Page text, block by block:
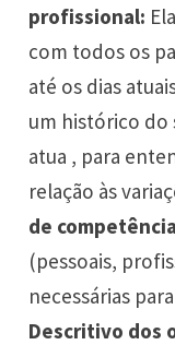
profissional:
com todos os
até os dias
um histórico
atua , para
relação às
de
(pessoais,
necessárias
Descritivo dos